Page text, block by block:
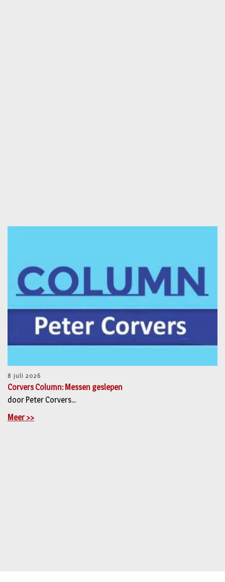
8 juli 2026
Corvers Column: Messen geslepen
door Peter Corvers...
Meer >>